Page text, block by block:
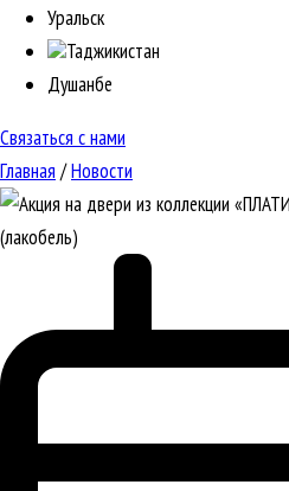
Уральск
Таджикистан
Душанбе
Связаться с нами
Главная /Новости